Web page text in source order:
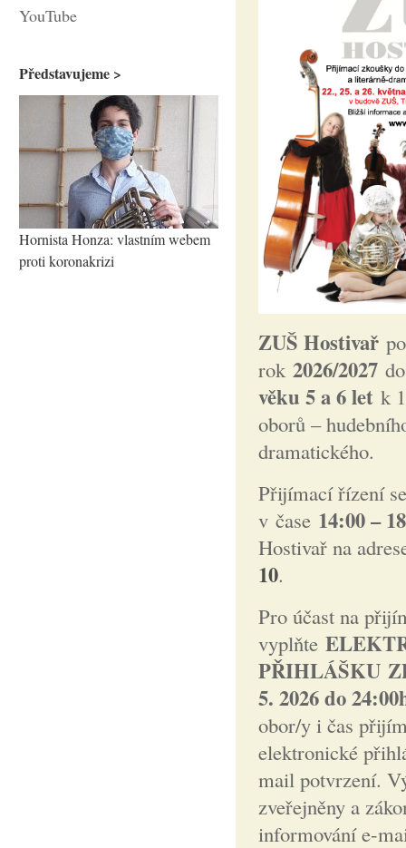
ZUŠ Hostivař
rok 2026/2027
věku 5 a 6 let k
oborů –
dramatického.
Přijímací řízení
v čase 14:00 –
Hostivař na
10.
Pro účast na
vyplňte
PŘIHLÁŠKU
5. 2026 do
obor/y i čas
elektronické
mail potvrzení.
zveřejněny a
informování e-
YouTube
Představujeme >
Hornista Honza: vlastním webem
proti koronakrizi